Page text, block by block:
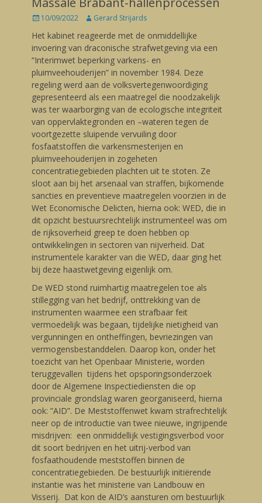
Posted
10/09/2022 Author
Gerard Strijards
Het kabinet reageerde met de onmiddellijke
invoering van draconische strafwetgeving via een
“Interimwet beperking varkens- en
pluimveehouderijen” in november 1984. Deze
regeling werd aan de volksvertegenwoordiging
gepresenteerd als een maatregel die noodzakelijk
was ter waarborging van de ecologische integriteit
van oppervlaktegronden en –wateren tegen de
voortgezette sluipende vervuiling door
fosfaatstoffen die varkensmesterijen en
pluimveehouderijen in zogeheten
concentratiegebieden plachten uit te stoten. Ze
sloot aan bij het arsenaal van straffen, bijkomende
sancties en preventieve maatregelen voorzien in de
Wet Economische Delicten, hierna ook: WED, die in
dit opzicht bestuursrechtelijk instrumenteel was om
de rijksoverheid greep te doen hebben op
ontwikkelingen in sectoren van nijverheid. Dat
instrumentele karakter van die WED, daar ging het
bij deze haastwetgeving eigenlijk om.
De WED stond ruimhartig maatregelen toe als
stillegging van het bedrijf, onttrekking van de
instrumenten waarmee een strafbaar feit
vermoedelijk was begaan, tijdelijke nietigheid van
vergunningen en ontheffingen, bevriezingen van
vermogensbestanddelen. Daarop kon, onder het
toezicht van het Openbaar Ministerie, worden
teruggevallen tijdens het opsporingsonderzoek
door de Algemene Inspectiediensten die op
provinciale grondslag waren georganiseerd, hierna
ook: ”AID”. De Meststoffenwet kwam strafrechtelijk
neer op de introductie van twee nieuwe, ingrijpende
misdrijven: een onmiddellijk vestigingsverbod voor
dit soort bedrijven en het uitrij-verbod van
fosfaathoudende meststoffen binnen de
concentratiegebieden. De bestuurlijk initiërende
instantie was het ministerie van Landbouw en
Visserij. Dat kon de AID’s aansturen om bestuurlijk